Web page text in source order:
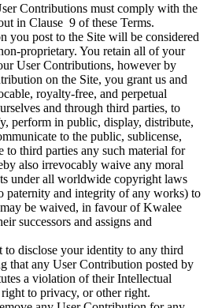
Contributions must comply with the
in Clause 9 of these Terms.
you post to the Site will be considered
proprietary. You retain all of your
User Contributions, however by
on the Site, you grant us and
royalty-free, and perpetual
and through third parties, to
perform in public, display, distribute,
to the public, sublicense,
to third parties any such material for
also irrevocably waive any moral
under all worldwide copyright laws
paternity and integrity of any works) to
be waived, in favour of Kwalee
successors and assigns and
to disclose your identity to any third
that any User Contribution posted by
a violation of their Intellectual
to privacy, or other right.